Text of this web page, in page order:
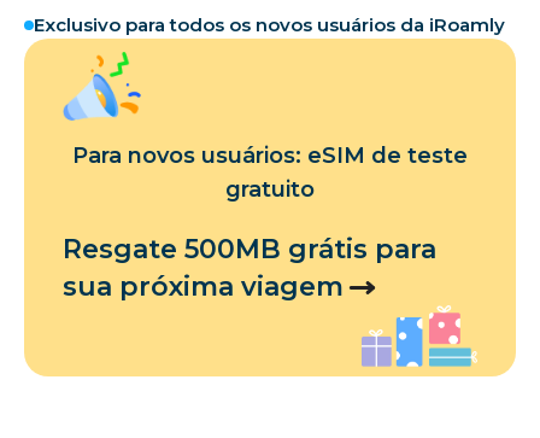
Exclusivo para todos os novos usuários da iRoamly
Para novos usuários: eSIM de teste
gratuito
Resgate 500MB grátis para
sua próxima viagem